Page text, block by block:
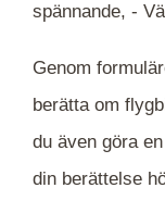
spännande, -
Genom
berätta om
du även göra
din berättelse